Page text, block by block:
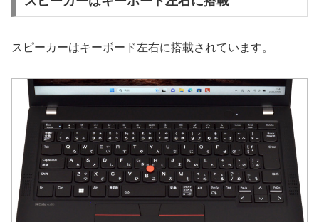
スピーカーはキーボード左右に搭載されています。